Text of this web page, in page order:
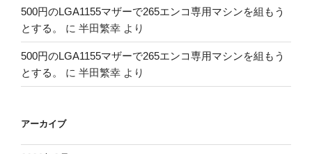
500円のLGA1155マザーで265エンコ専用マシンを組もう
とする。
に 半田繁幸 より
500円のLGA1155マザーで265エンコ専用マシンを組もう
とする。
に 半田繁幸 より
アーカイブ